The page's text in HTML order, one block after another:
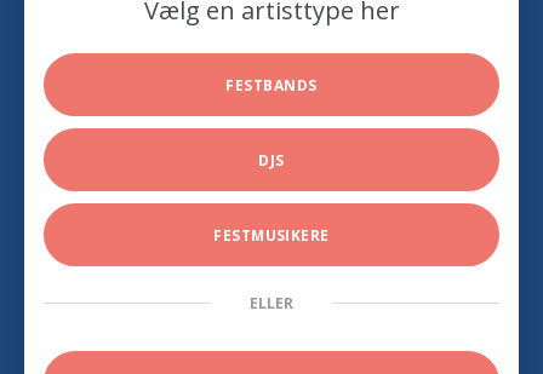
Vælg en artisttype her
FESTBANDS
DJS
FESTMUSIKERE
ELLER